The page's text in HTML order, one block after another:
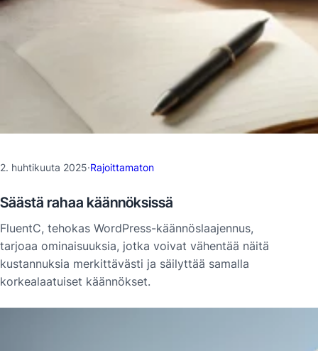
2. huhtikuuta 2025·Rajoittamaton
Säästä rahaa käännöksissä
FluentC, tehokas WordPress-käännöslaajennus,
tarjoaa ominaisuuksia, jotka voivat vähentää näitä
kustannuksia merkittävästi ja säilyttää samalla
korkealaatuiset käännökset.